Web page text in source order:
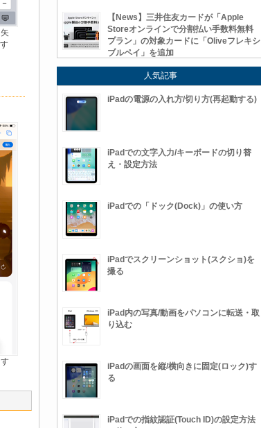
【News】三井住友カードが「Apple
Storeオンラインで分割払い手数料無料
プラン」の対象カードに「Oliveフレキシ
ブルペイ」を追加
人気記事
iPadの電源の入れ方/切り方(再起動する)
iPadでの文字入力/キーボードの切り替
え・設定方法
iPadでの「ドック(Dock)」の使い方
iPadでスクリーンショット(スクショ)を
撮る
iPad内の写真/動画をパソコンに転送・取
り込む
iPadの画面を縦/横向きに固定(ロック)す
る
iPadでの指紋認証(Touch ID)の設定方法